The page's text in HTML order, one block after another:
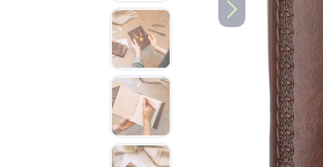
TV serija proizvodi
Film proizvodi
Crtani proizvodi